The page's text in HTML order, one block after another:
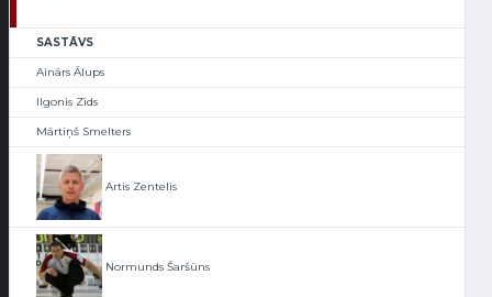
SASTĀVS
Ainārs Ālups
Ilgonis Zīds
Mārtiņš Smelters
Artis Zentelis
Normunds Šaršūns